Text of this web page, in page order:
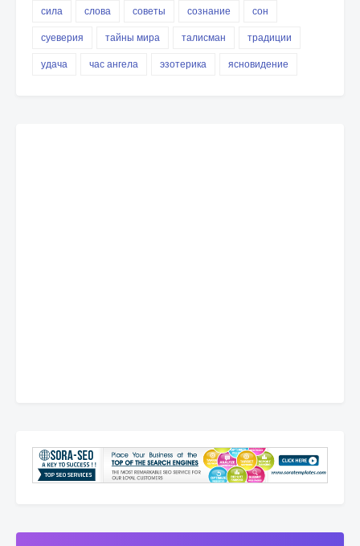
сила
слова советы сознание
сон
суеверия
тайны мира талисман
традиции
удача
час ангела эзотерика ясновидение